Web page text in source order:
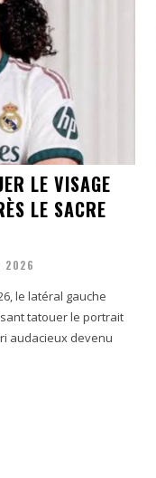
LE VISAGE
LE SACRE
2026
le latéral gauche
tatouer le portrait
audacieux devenu